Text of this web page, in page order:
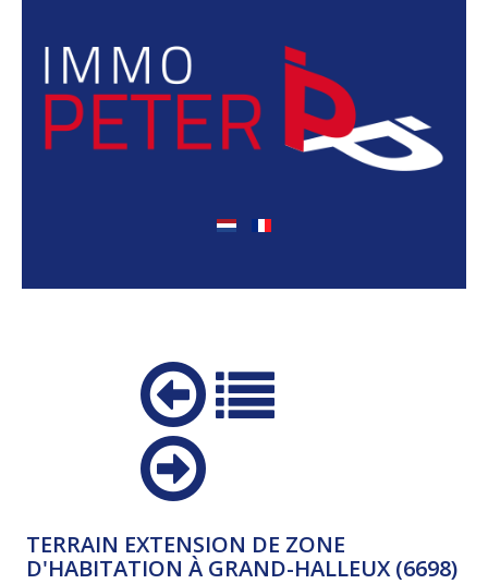
TERRAIN EXTENSION DE ZONE
D'HABITATION À GRAND-HALLEUX (6698)